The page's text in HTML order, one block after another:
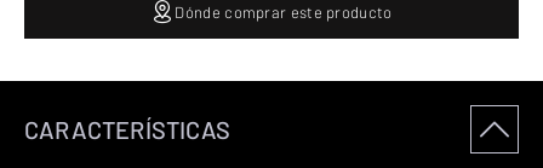
Dónde comprar este producto
CARACTERÍSTICAS